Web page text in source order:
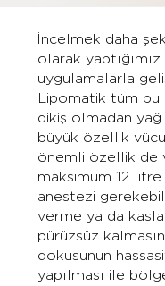
İncelmek daha
olarak
uygulamalarla
Lipomatik tüm
dikiş olmadan yağ
büyük özellik
önemli özellik de
maksimum 12
anestezi
verme ya da
pürüzsüz
dokusunun
yapılması ile